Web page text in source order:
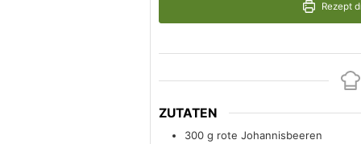
Rezept
ZUTATEN
300 g rote Johannisbeeren